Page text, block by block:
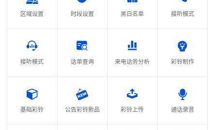
区域设置 时段设置 黑白名单 接听模式
接听模式 话单查询 来电话务分析 彩铃制作
基础彩铃 公告彩铃新品 彩铃上传 通话录音